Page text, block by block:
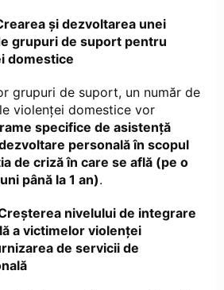
și dezvoltarea unei
grupuri de suport pentru
domestice
grupuri de suport, un număr de
violenței domestice vor
specifice de asistență
personală în scopul
de criză în care se află (pe o
până la 1 an).
nivelului de integrare
a victimelor violenței
de servicii de